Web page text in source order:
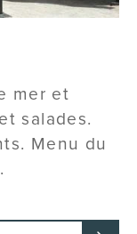
mer et
salades.
Menu du